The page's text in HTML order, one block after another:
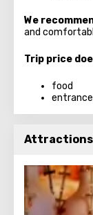
We
and
Trip price
food
Attractions